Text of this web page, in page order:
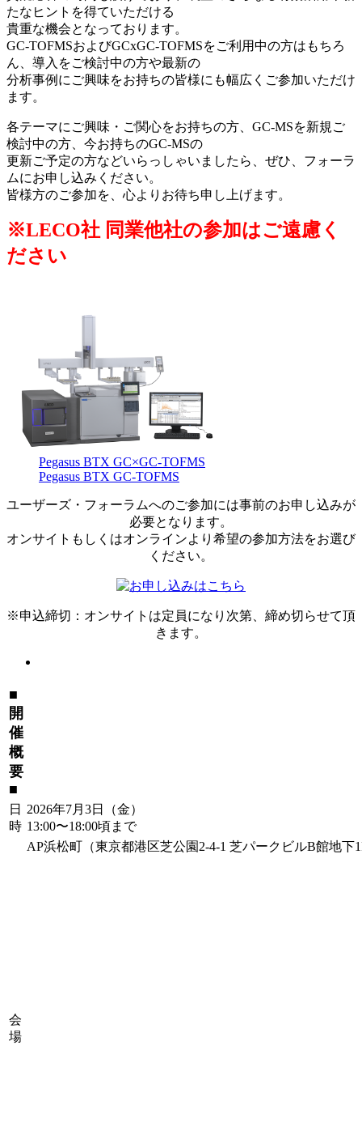
たなヒントを得ていただける
貴重な機会となっております。
GC-TOFMSおよびGCxGC-TOFMSをご利用中の方はもちろ
ん、導入をご検討中の方や最新の
分析事例にご興味をお持ちの皆様にも幅広くご参加いただけ
ます。
各テーマにご興味・ご関心をお持ちの方、GC-MSを新規ご
検討中の方、今お持ちのGC-MSの
更新ご予定の方などいらっしゃいましたら、ぜひ、フォーラ
ムにお申し込みください。
皆様方のご参加を、心よりお待ち申し上げます。
※LECO社 同業他社の参加はご遠慮く
ださい
Pegasus BTX GC×GC-TOFMS
Pegasus BTX GC-TOFMS
ユーザーズ・フォーラムへのご参加には事前のお申し込みが
必要となります。
オンサイトもしくはオンラインより希望の参加方法をお選び
ください。
※申込締切：オンサイトは定員になり次第、締め切らせて頂
きます。
■
開
催
概
要
■
⽇
時
2026年7⽉3⽇（金）
13:00〜18:00頃まで
会
場
AP浜松町（東京都港区芝公園2-4-1 芝パークビルB館地下